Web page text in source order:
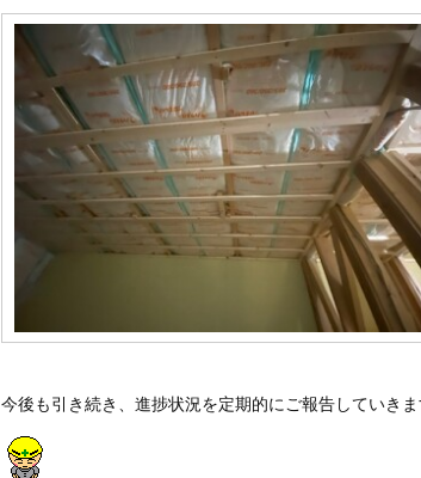
今後も引き続き、進捗状況を定期的にご報告していき